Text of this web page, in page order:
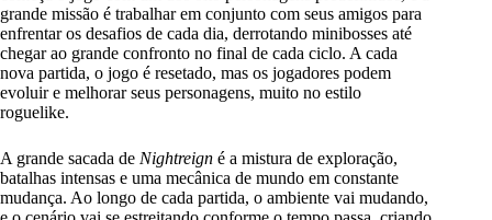
grande missão é trabalhar em conjunto com seus amigos para
enfrentar os desafios de cada dia, derrotando minibosses até
chegar ao grande confronto no final de cada ciclo. A cada
nova partida, o jogo é resetado, mas os jogadores podem
evoluir e melhorar seus personagens, muito no estilo
roguelike.
A grande sacada de Nightreign é a mistura de exploração,
batalhas intensas e uma mecânica de mundo em constante
mudança. Ao longo de cada partida, o ambiente vai mudando,